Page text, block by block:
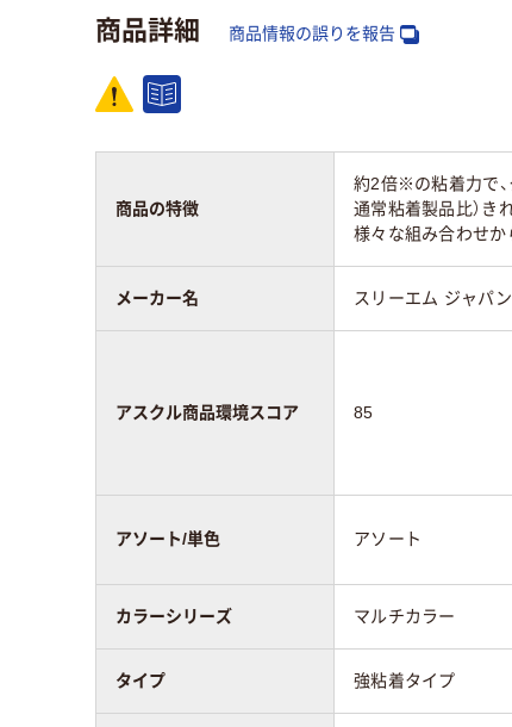
スコア
商品詳細 商品情報の誤りを報告
商品の特徴
約2倍※の粘着力で、
通常粘着製品比）き
様々な組み合わせ
メーカー名 スリーエム ジャパン
アスクル商品環境スコア 85
アソート/単色 アソート
カラーシリーズ マルチカラー
タイプ 強粘着タイプ